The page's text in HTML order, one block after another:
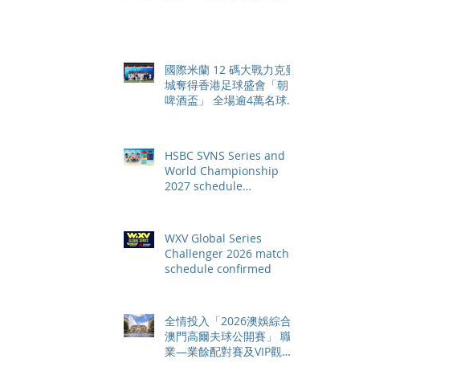
國際米蘭 12 碼大戰力克曼
城奪得香港足球盛會「朝日
啤酒盃」 全場逾4萬名球迷
HSBC SVNS Series and
World Championship
2027 schedule
pace
WXV Global Series
Challenger 2026 match
schedule confirmed
全情投入「2026澳娛綜合
澳門高爾夫球公開賽」 職
業—業餘配對賽及VIP觀賽